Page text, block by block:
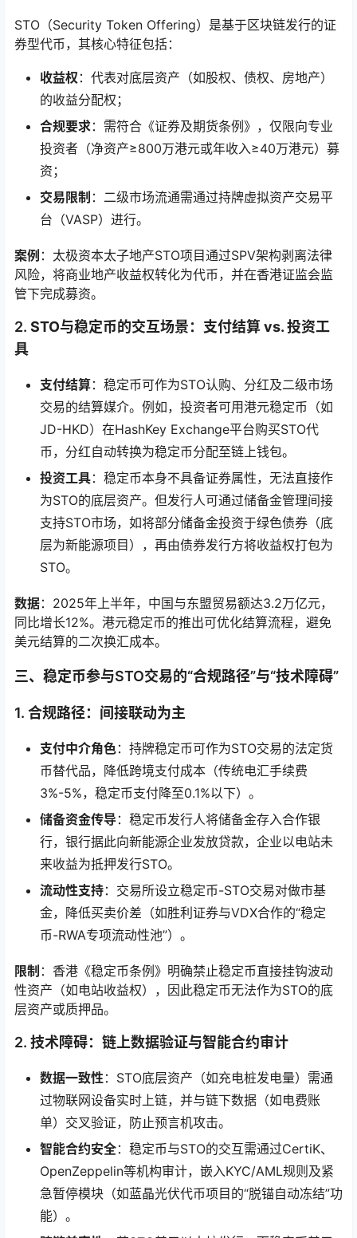
STO（Security Token Offering）是基于区块链发行的证
券型代币，其核心特征包括：
收益权 ：代表对底层资产（如股权、债权、房地产）
的收益分配权；
合规要求：需符合《证券及期货条例》，仅限向专业
投资者（净资产≥800万港元或年收入≥40万港元）募
资；
交易限制 ：二级市场流通需通过持牌虚拟资产交易平
台（VASP）进行。
案例 ：太极资本太子地产STO项目通过SPV架构剥离法律
风险，将商业地产收益权转化为代币，并在香港证监会监
管下完成募资。
2. STO与稳定币的交互场景：支付结算 vs. 投资工
具
支付结算：稳定币可作为STO认购、分红及二级市场
交易的结算媒介。例如，投资者可用港元稳定币（如
JD-HKD）在HashKey Exchange平台购买STO代
币，分红自动转换为稳定币分配至链上钱包。
投资工具：稳定币本身不具备证券属性，无法直接作
为STO的底层资产。但发行人可通过储备金管理间接
支持STO市场，如将部分储备金投资于绿色债券（底
层为新能源项目），再由债券发行方将收益权打包为
STO。
数据：2025年上半年，中国与东盟贸易额达3.2万亿元，
同比增长12%。港元稳定币的推出可优化结算流程，避免
美元结算的二次换汇成本。
三、稳定币参与STO交易的“合规路径”与“技术障碍”
1. 合规路径：间接联动为主
支付中介角色：持牌稳定币可作为STO交易的法定货
币替代品，降低跨境支付成本（传统电汇手续费
3%-5%，稳定币支付降至0.1%以下）。
储备资金传导：稳定币发行人将储备金存入合作银
行，银行据此向新能源企业发放贷款，企业以电站未
来收益为抵押发行STO。
流动性支持：交易所设立稳定币-STO交易对做市基
金，降低买卖价差（如胜利证券与VDX合作的“稳定
币-RWA专项流动性池”）。
限制 ：香港《稳定币条例》明确禁止稳定币直接挂钩波动
性资产（如电站收益权），因此稳定币无法作为STO的底
层资产或质押品。
2. 技术障碍：链上数据验证与智能合约审计
数据一致性：STO底层资产（如充电桩发电量）需通
过物联网设备实时上链，并与链下数据（如电费账
单）交叉验证，防止预言机攻击。
智能合约安全：稳定币与STO的交互需通过CertiK、
OpenZeppelin等机构审计，嵌入KYC/AML规则及紧
急暂停模块（如蓝晶光伏代币项目的“脱锚自动冻结”功
能）。